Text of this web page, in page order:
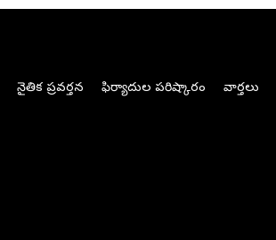
నైతిక ప్రవర్తన ఫిర్యాదుల పరిష్కారం వార్తలు